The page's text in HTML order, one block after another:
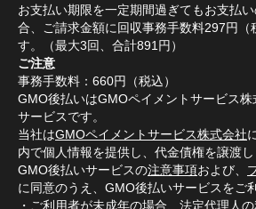
お支払い期限を一定期間過ぎてもお支払
合、ご請求金額に回収事務手数料297円（
す。（最大3回、合計891円）
ご注意
事務手数料：660円（税込）
GMO後払いはGMOペイメントサービス
サービスです。
当社はGMOペイメントサービス株式会社
内で個人情報を提供し、代金債権を譲渡し
GMO後払いサービスの注意事項および、
に同意のうえ、GMO後払いサービスをご
・ご利用者が未成年の場合、法定代理人